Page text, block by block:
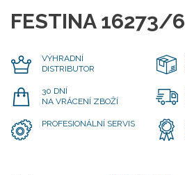
FESTINA 16273/6
VÝHRADNÍ
DISTRIBUTOR
30 DNÍ
NA VRÁCENÍ ZBOŽÍ
PROFESIONÁLNÍ SERVIS